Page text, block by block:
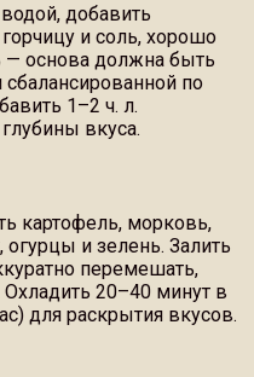
добавить
и соль, хорошо
— основа должна быть
по
1–2 ч. л.
вкуса.
картофель, морковь,
и зелень. Залить
перемешать,
20–40 минут в
для раскрытия вкусов.